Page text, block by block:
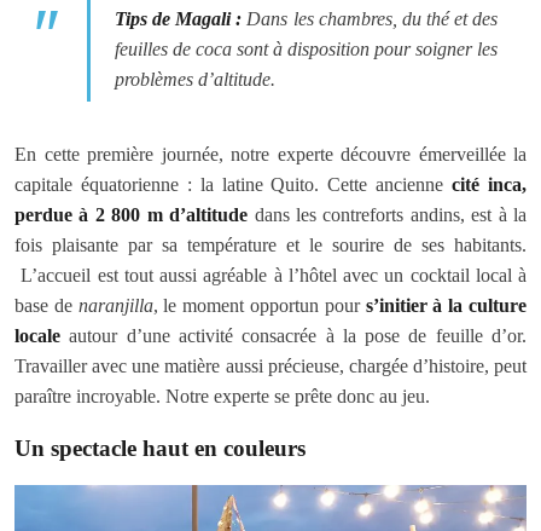
Tips de Magali : Dans les chambres, du thé et des
feuilles de coca sont à disposition pour soigner les
problèmes d’altitude.
En cette première journée, notre experte découvre émerveillée la
capitale équatorienne : la latine Quito. Cette anciennecité inca,
perdue à 2 800 m d’altitude dans les contreforts andins, est à la
fois plaisante par sa température et le sourire de ses habitants.
L’accueil est tout aussi agréable à l’hôtel avec un cocktail local à
base de naranjilla, le moment opportun pour s’initier à la culture
locale autour d’une activité consacrée à la pose de feuille d’or.
Travailler avec une matière aussi précieuse, chargée d’histoire, peut
paraître incroyable. Notre experte se prête donc au jeu.
Un spectacle haut en couleurs